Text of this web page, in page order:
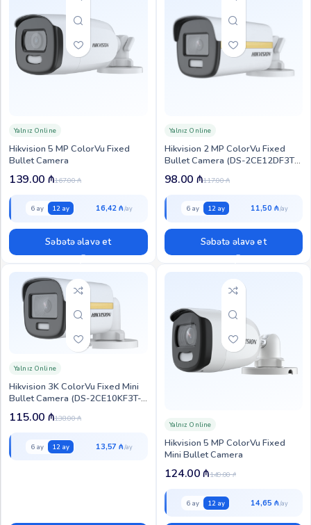
Hikvision 5 MP ColorVu Fixed
Bullet Camera
Yalnız Online
167.00₼
139.00 ₼
6 ay 12 ay 16,42 ₼
Səbətə əlavə et
Hikvision 2 MP ColorVu Fixed
Bullet Camera (DS-2CE12DF3T-
F)
Yalnız Online
117.00₼
98.00 ₼
6 ay 12 ay 11,50 ₼
Səbətə əlavə et
Hikvision 3K ColorVu Fixed Mini
Bullet Camera (DS-2CE10KF3T-
L)
Yalnız Online
138.00₼
115.00 ₼
6 ay 12 ay 13,57 ₼
Hikvision 5 MP ColorVu Fixed
Mini Bullet Camera
Yalnız Online
149.00₼
124.00₼
6 ay 12 ay 14,65 ₼